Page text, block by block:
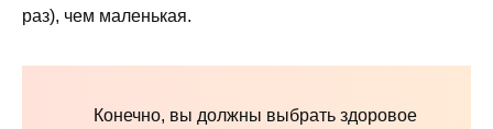
раз), чем маленькая.
Конечно, вы должны выбрать здоровое